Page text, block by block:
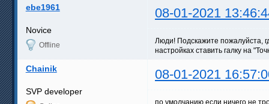
ebe1961 08-01-2021
Novice
Offline
Люди! Подскажите пожалуйста,
настройках ставить галку на
Chainik 08-01-2021
SVP developer
по умолчанию если ничего не